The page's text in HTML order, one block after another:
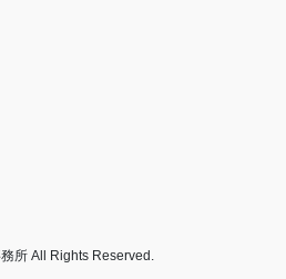
所 All Rights Reserved.